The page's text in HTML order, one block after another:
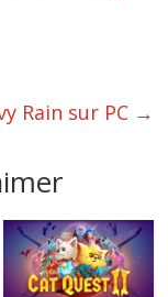
Rain sur PC →